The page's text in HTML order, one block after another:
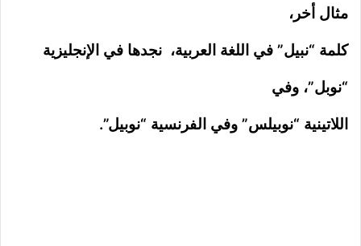
مثال أخر،
كلمة “نبيل” في اللغة العربية، نجدها في الإنجليزية
“نوبل”، وفي
اللاتينية “نوبيلس” وفي الفرنسية “نوبيل”.